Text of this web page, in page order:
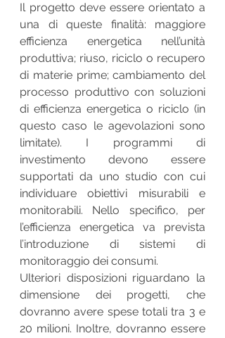
Il progetto deve essere orientato a
una di queste finalità: maggiore
efficienza energetica nell’unità
produttiva; riuso, riciclo o recupero
di materie prime; cambiamento del
processo produttivo con soluzioni
di efficienza energetica o riciclo (in
questo caso le agevolazioni sono
limitate). I programmi di
investimento devono essere
supportati da uno studio con cui
individuare obiettivi misurabili e
monitorabili. Nello specifico, per
l’efficienza energetica va prevista
l’introduzione di sistemi di
monitoraggio dei consumi.
Ulteriori disposizioni riguardano la
dimensione dei progetti, che
dovranno avere spese totali tra 3 e
20 milioni. Inoltre, dovranno essere